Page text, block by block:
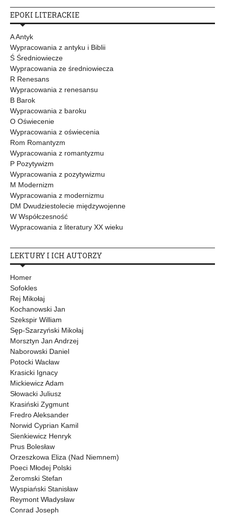
EPOKI LITERACKIE
A Antyk
Wypracowania z antyku i Biblii
Ś Średniowiecze
Wypracowania ze średniowiecza
R Renesans
Wypracowania z renesansu
B Barok
Wypracowania z baroku
O Oświecenie
Wypracowania z oświecenia
Rom Romantyzm
Wypracowania z romantyzmu
P Pozytywizm
Wypracowania z pozytywizmu
M Modernizm
Wypracowania z modernizmu
DM Dwudziestolecie międzywojenne
W Współczesność
Wypracowania z literatury XX wieku
LEKTURY I ICH AUTORZY
Homer
Sofokles
Rej Mikołaj
Kochanowski Jan
Szekspir William
Sęp-Szarzyński Mikołaj
Morsztyn Jan Andrzej
Naborowski Daniel
Potocki Wacław
Krasicki Ignacy
Mickiewicz Adam
Słowacki Juliusz
Krasiński Zygmunt
Fredro Aleksander
Norwid Cyprian Kamil
Sienkiewicz Henryk
Prus Bolesław
Orzeszkowa Eliza (Nad Niemnem)
Poeci Młodej Polski
Żeromski Stefan
Wyspiański Stanisław
Reymont Władysław
Conrad Joseph